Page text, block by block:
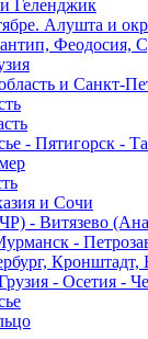
Геленджик
Алушта и
Феодосия,
и Санкт-
- Пятигорск -
и Сочи
- Витязево
-
Кронштадт,
- Осетия -